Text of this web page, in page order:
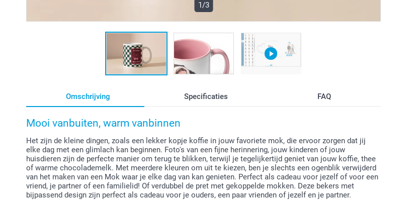
1/3
Omschrijving Specificaties FAQ
Mooi vanbuiten, warm vanbinnen
Het zijn de kleine dingen, zoals een lekker kopje koffie in jouw favoriete mok, die ervoor zorgen dat jij
elke dag met een glimlach kan beginnen. Foto's van een fijne herinnering, jouw kinderen of jouw
huisdieren zijn de perfecte manier om terug te blikken, terwijl je tegelijkertijd geniet van jouw koffie, thee
of warme chocolademelk. Met meerdere kleuren om uit te kiezen, ben je slechts een ogenblik verwijderd
van het maken van een Mok waar je elke dag van kan genieten. Perfect als cadeau voor jezelf of voor een
vriend, je partner of een familielid! Of verdubbel de pret met gekoppelde mokken. Deze bekers met
bijpassend design zijn perfect als cadeau voor je ouders, een paar vrienden of jezelf en je partner.